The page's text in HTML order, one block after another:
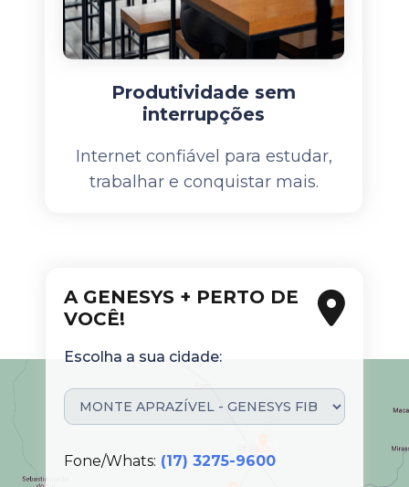
Produtividade sem
interrupções
Internet confiável para estudar,
trabalhar e conquistar mais.
A GENESYS + PERTO DE
VOCÊ!
Escolha a sua cidade:
Fone/Whats: (17) 3275-9600